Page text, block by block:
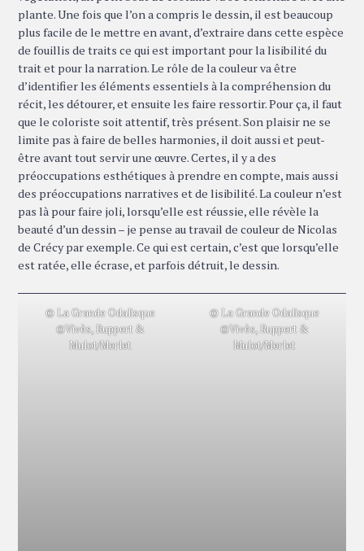
plante. Une fois que l’on a compris le dessin, il est beaucoup
plus facile de le mettre en avant, d’extraire dans cette espèce
de fouillis de traits ce qui est important pour la lisibilité du
trait et pour la narration. Le rôle de la couleur va être
d’identifier les éléments essentiels à la compréhension du
récit, les détourer, et ensuite les faire ressortir. Pour ça, il faut
que le coloriste soit attentif, très présent. Son plaisir ne se
limite pas à faire de belles harmonies, il doit aussi et peut-
être avant tout servir une œuvre. Certes, il y a des
préoccupations esthétiques à prendre en compte, mais aussi
des préoccupations narratives et de lisibilité. La couleur n’est
pas là pour faire joli, lorsqu’elle est réussie, elle révèle la
beauté d’un dessin – je pense au travail de couleur de Nicolas
de Crécy par exemple. Ce qui est certain, c’est que lorsqu’elle
est ratée, elle écrase, et parfois détruit, le dessin.
© La Grande Odalisque
©Vivès, Ruppert &
Mulot/Merlet
© La Grande Odalisque
©Vivès, Ruppert &
Mulot/Merlet